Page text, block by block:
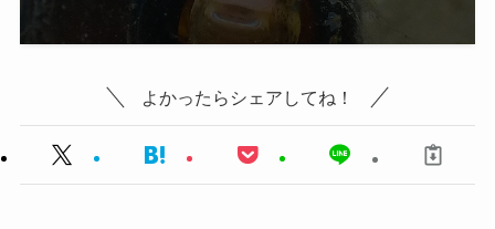
よかったらシェアしてね！